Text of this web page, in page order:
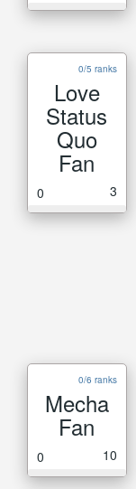
0/5 ranks
Love
Status
Quo
Fan
0 3
0/6 ranks
Mecha
Fan
0 10